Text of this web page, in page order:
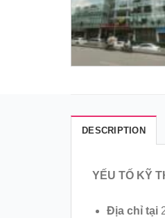
DESCRIPTION
YẾU TỐ KỸ
Địa chỉ tại